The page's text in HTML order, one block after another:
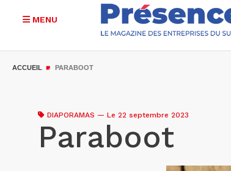
MENU
ACCUEIL PARABOOT
DIAPORAMAS — Le 22 septembre 2023
Paraboot